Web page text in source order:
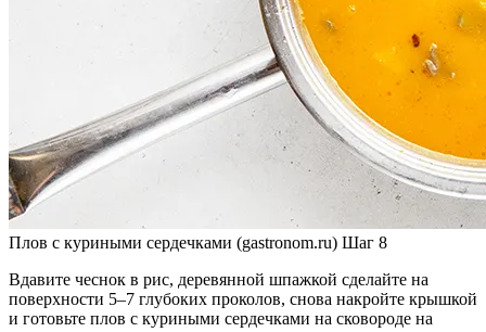
Плов с куриными сердечками (gastronom.ru) Шаг 8
Вдавите чеснок в рис, деревянной шпажкой сделайте на
поверхности 5–7 глубоких проколов, снова накройте крышкой
и готовьте плов с куриными сердечками на сковороде на